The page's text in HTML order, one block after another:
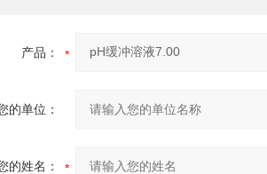
产品：
的单位：
的姓名：